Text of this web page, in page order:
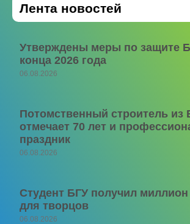
Лента новостей
Утверждены меры по защите
конца 2026 года
06.08.2026
Потомственный строитель из
отмечает 70 лет и
праздник
06.08.2026
Студент БГУ получил миллион
для творцов
06.08.2026